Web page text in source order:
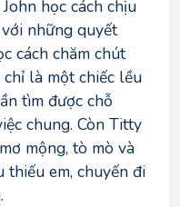
học cách chịu
những quyết
cách chăm chút
là một chiếc lều
tìm được chỗ
chung. Còn Titty
mộng, tò mò và
em, chuyến đi